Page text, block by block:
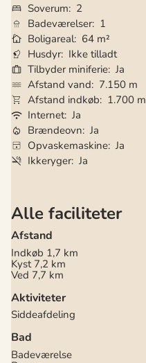
Soverum
2
Badeværelser 1
Boligareal 64 m²
Husdyr Ikke tilladt
Tilbyder miniferie Ja
Afstand vand
7.150 m
Afstand indkøb
1.700 m
Internet Ja
Brændeovn Ja
Opvaskemaskine Ja
Ikkeryger Ja
Alle faciliteter
Afstand
Indkøb 1,7 km
Kyst 7,2 km
Ved 7,7 km
Aktiviteter
Siddeafdeling
Bad
Badeværelse